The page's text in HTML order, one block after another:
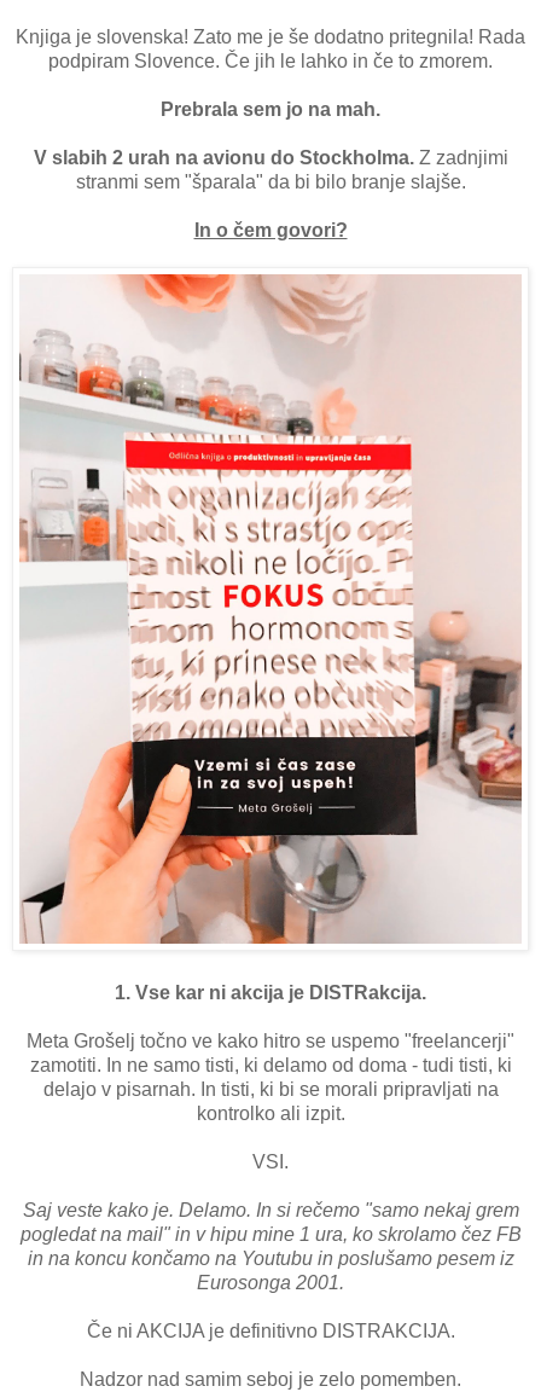
Knjiga je slovenska! Zato me je še dodatno pritegnila! Rada
podpiram Slovence. Če jih le lahko in če to zmorem.
Prebrala sem jo na mah.
V slabih 2 urah na avionu do Stockholma.Z zadnjimi
stranmi sem "šparala" da bi bilo branje slajše.
In o čem govori?
1. Vse kar ni akcija je DISTRakcija.
Meta Grošelj točno ve kako hitro se uspemo "freelancerji"
zamotiti. In ne samo tisti, ki delamo od doma - tudi tisti, ki
delajo v pisarnah. In tisti, ki bi se morali pripravljati na
kontrolko ali izpit.
VSI.
Saj veste kako je. Delamo. In si rečemo "samo nekaj grem
pogledat na mail" in v hipu mine 1 ura, ko skrolamo čez FB
in na koncu končamo na Youtubu in poslušamo pesem iz
Eurosonga 2001.
Če ni AKCIJA je definitivno DISTRAKCIJA.
Nadzor nad samim seboj je zelo pomemben.